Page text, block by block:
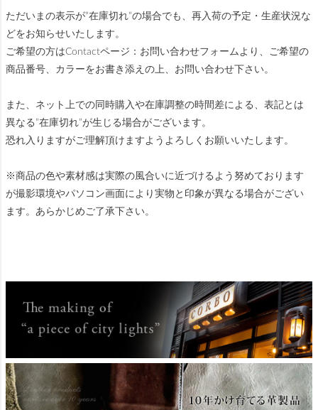
ただいまの表示が”在庫切れ”の場合でも、再入荷の予定・生産状況な
どをお知らせいたします。
ご希望の方はContactページ：お問い合わせフォームより、ご希望の
商品番号、カラーをお書き添えの上、お問い合わせ下さい。
また、ネット上での同時購入や在庫調整の時間差による、表記とは
異なる”在庫切れ”が生じる場合がございます。
恐れ入りますがご理解頂けますようよろしくお願いいたします。
※商品の色や素材感は実際の風合いに近づけるよう努めております
が撮影環境やパソコン画面により実物と印象が異なる場合がござい
ます。あらかじめご了承下さい。